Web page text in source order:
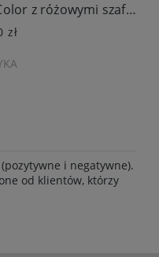
Kolczyki Cammilli Premiere Color z różowymi szafirami
zł
i negatywne).
od klientów, którzy